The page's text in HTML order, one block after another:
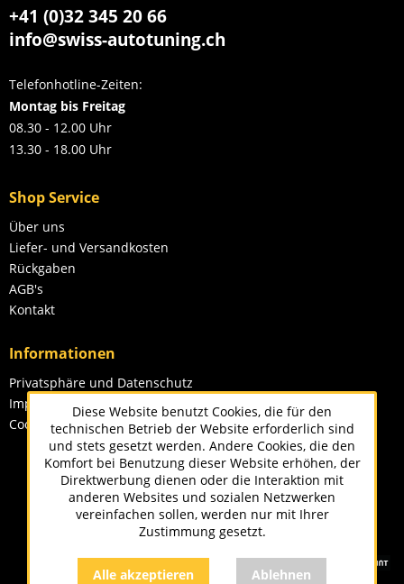
+41 (0)32 345 20 66
info@swiss-autotuning.ch
Telefonhotline-Zeiten:
Montag bis Freitag
08.30 - 12.00 Uhr
13.30 - 18.00 Uhr
Shop Service
Über uns
Liefer- und Versandkosten
Rückgaben
AGB's
Kontakt
Informationen
Privatsphäre und Datenschutz
Impressum
Cookie-Einstellungen
Diese Website benutzt Cookies, die für den
technischen Betrieb der Website erforderlich sind
und stets gesetzt werden. Andere Cookies, die den
Komfort bei Benutzung dieser Website erhöhen, der
Direktwerbung dienen oder die Interaktion mit
anderen Websites und sozialen Netzwerken
vereinfachen sollen, werden nur mit Ihrer
Zustimmung gesetzt.
Alle akzeptieren Ablehnen